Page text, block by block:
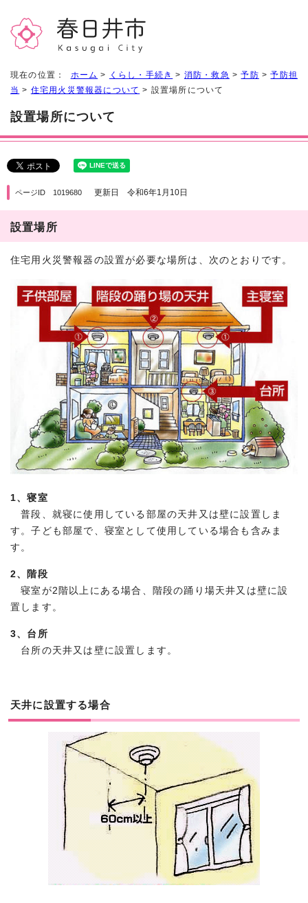
現在の位置： ホーム > くらし・手続き > 消防・救急 >予防 >予防担
当 > 住宅用火災警報器について > 設置場所について
設置場所について
ページID 1019680 更新日 令和6年1月10日
設置場所
住宅用火災警報器の設置が必要な場所は、次のとおりです。
1、寝室
普段、就寝に使用している部屋の天井又は壁に設置しま
す。子ども部屋で、寝室として使用している場合も含みま
す。
2、階段
寝室が2階以上にある場合、階段の踊り場天井又は壁に設
置します。
3、台所
台所の天井又は壁に設置します。
天井に設置する場合